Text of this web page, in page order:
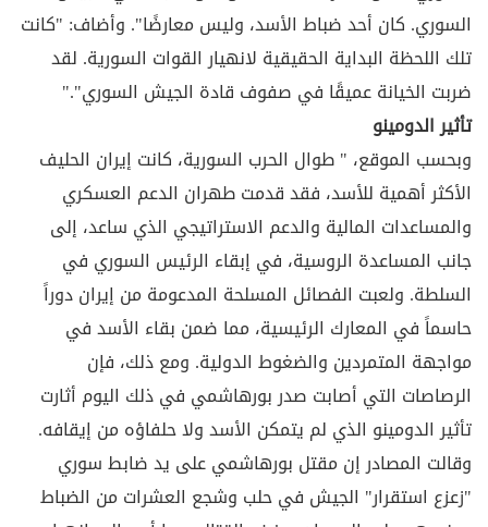
السوري. كان أحد ضباط الأسد، وليس معارضًا". وأضاف: "كانت
تلك اللحظة البداية الحقيقية لانهيار القوات السورية. لقد
ضربت الخيانة عميقًا في صفوف قادة الجيش السوري"."
تأثير الدومينو
وبحسب الموقع، " طوال الحرب السورية، كانت إيران الحليف
الأكثر أهمية للأسد، فقد قدمت طهران الدعم العسكري
والمساعدات المالية والدعم الاستراتيجي الذي ساعد، إلى
جانب المساعدة الروسية، في إبقاء الرئيس السوري في
السلطة. ولعبت الفصائل المسلحة المدعومة من إيران دوراً
حاسماً في المعارك الرئيسية، مما ضمن بقاء الأسد في
مواجهة المتمردين والضغوط الدولية. ومع ذلك، فإن
الرصاصات التي أصابت صدر بورهاشمي في ذلك اليوم أثارت
تأثير الدومينو الذي لم يتمكن الأسد ولا حلفاؤه من إيقافه.
وقالت المصادر إن مقتل بورهاشمي على يد ضابط سوري
"زعزع استقرار" الجيش في حلب وشجع العشرات من الضباط